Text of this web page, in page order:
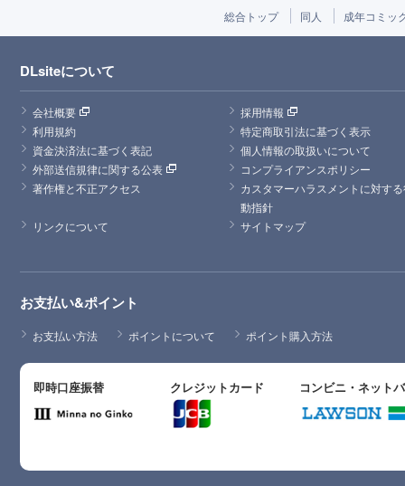
総合トップ 同人 成年コミッ
DLsiteについて
会社概要
採用情報
利用規約
特定商取引法に基づく表示
資金決済法に基づく表記
個人情報の取扱いについて
外部送信規律に関する公表
コンプライアンスポリシー
著作権と不正アクセス
カスタマーハラスメントに対す
動指針
リンクについて
サイトマップ
お支払い&ポイント
お支払い方法 ポイントについて ポイント購入方法
即時口座振替 クレジットカード コンビニ・ネット